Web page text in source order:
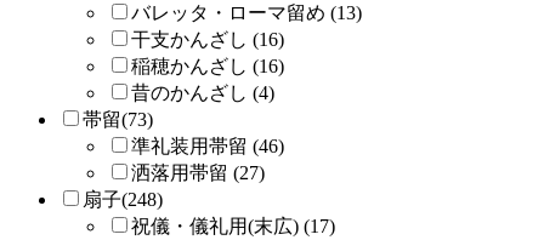
バレッタ・ローマ留め (13)
干支かんざし (16)
稲穂かんざし (16)
昔のかんざし (4)
帯留(73)
準礼装用帯留 (46)
洒落用帯留 (27)
扇子(248)
祝儀・儀礼用(末広) (17)